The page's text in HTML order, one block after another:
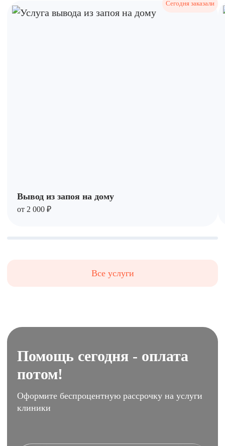
Вывод из запоя на дому
от 2 000 ₽
Все услуги
Помощь сегодня - оплата
потом!
Оформите беспроцентную рассрочку на услуги
клиники